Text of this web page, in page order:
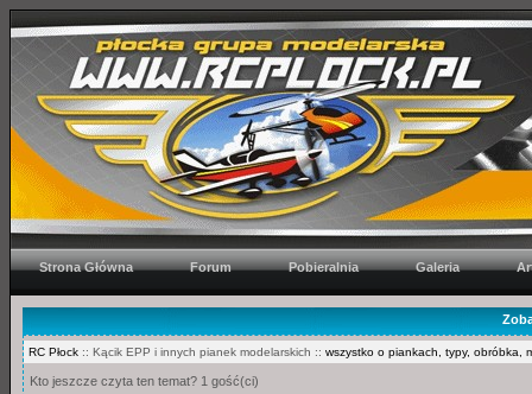
Strona Główna Forum Pobieralnia Galeria
RC Płock :: Kącik EPP i innych pianek modelarskich :: wszystko o piankach, typy, obróbka,
Kto jeszcze czyta ten temat? 1 gość(ci)